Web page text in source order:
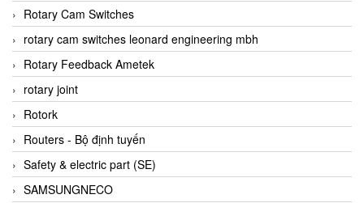
Bosch
Boydcorp
BRAUN Vietnam
Brinkmann Pumpen
BRONKHORST
Brook Instrument
Brooks Instrument Vietnam
Buhler
Rotary Cam Switches
rotary cam switches leonard engineering mbh
Rotary Feedback Ametek
rotary joint
Rotork
Routers - Bộ định tuyến
Safety & electric part (SE)
SAMSUNGNECO